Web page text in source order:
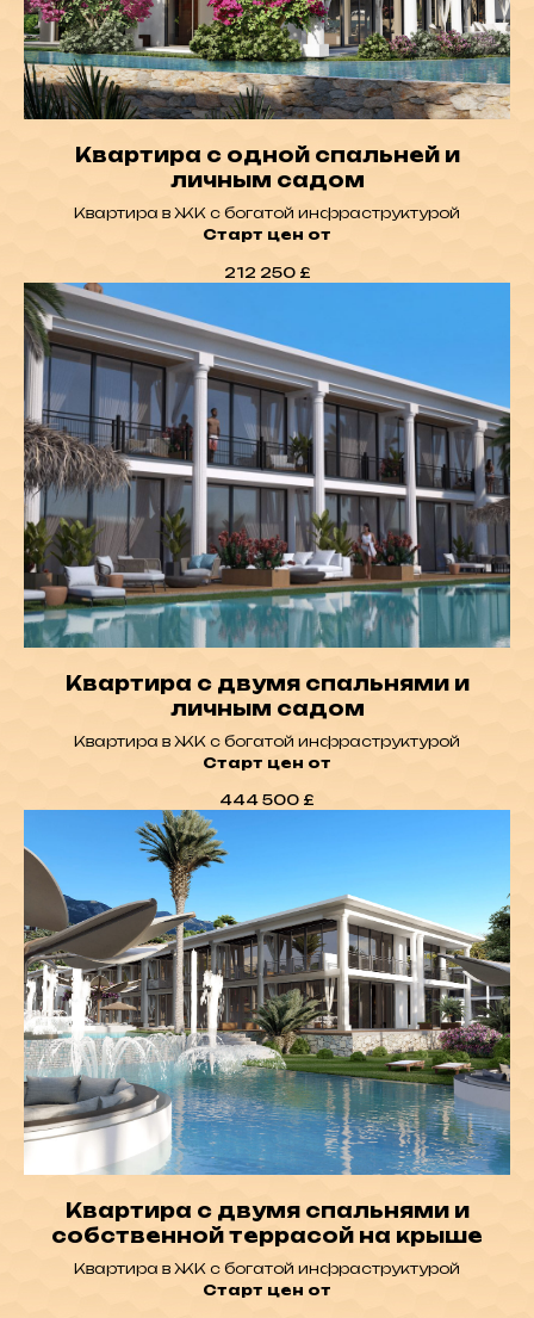
Квартира с одной спальней и
личным садом
Квартира в ЖК с богатой инфраструктурой
Старт цен от
212 250 £
Квартира с двумя спальнями и
личным садом
Квартира в ЖК с богатой инфраструктурой
Старт цен от
444 500 £
Квартира с двумя спальнями и
собственной террасой на крыше
Квартира в ЖК с богатой инфраструктурой
Старт цен от
КОНТАКТЫ:
northsymbol@gmail.com
+7-(495)-120-42-13
АДРЕС:
Офис: Kyrenia, Alsancak,